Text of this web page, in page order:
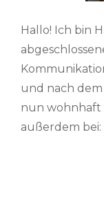
Hallo! Ich bin
und nach
nun wohnhaft
außerdem bei: